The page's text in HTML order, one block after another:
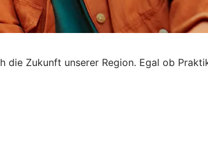
Zukunft unserer Region. Egal ob